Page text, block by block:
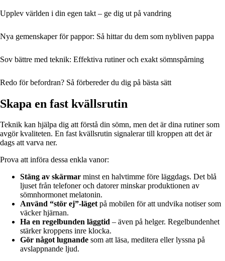
Upplev världen i din egen takt – ge dig ut på vandring
Nya gemenskaper för pappor: Så hittar du dem som nybliven pappa
Sov bättre med teknik: Effektiva rutiner och exakt sömnspårning
Redo för befordran? Så förbereder du dig på bästa sätt
Skapa en fast kvällsrutin
Teknik kan hjälpa dig att förstå din sömn, men det är dina rutiner som
avgör kvaliteten. En fast kvällsrutin signalerar till kroppen att det är
dags att varva ner.
Prova att införa dessa enkla vanor:
Stäng av skärmar minst en halvtimme före läggdags. Det blå
ljuset från telefoner och datorer minskar produktionen av
sömnhormonet melatonin.
Använd “stör ej”-lägetpå mobilen för att undvika notiser som
väcker hjärnan.
Ha en regelbunden läggtid – även på helger. Regelbundenhet
stärker kroppens inre klocka.
Gör något lugnande som att läsa, meditera eller lyssna på
avslappnande ljud.